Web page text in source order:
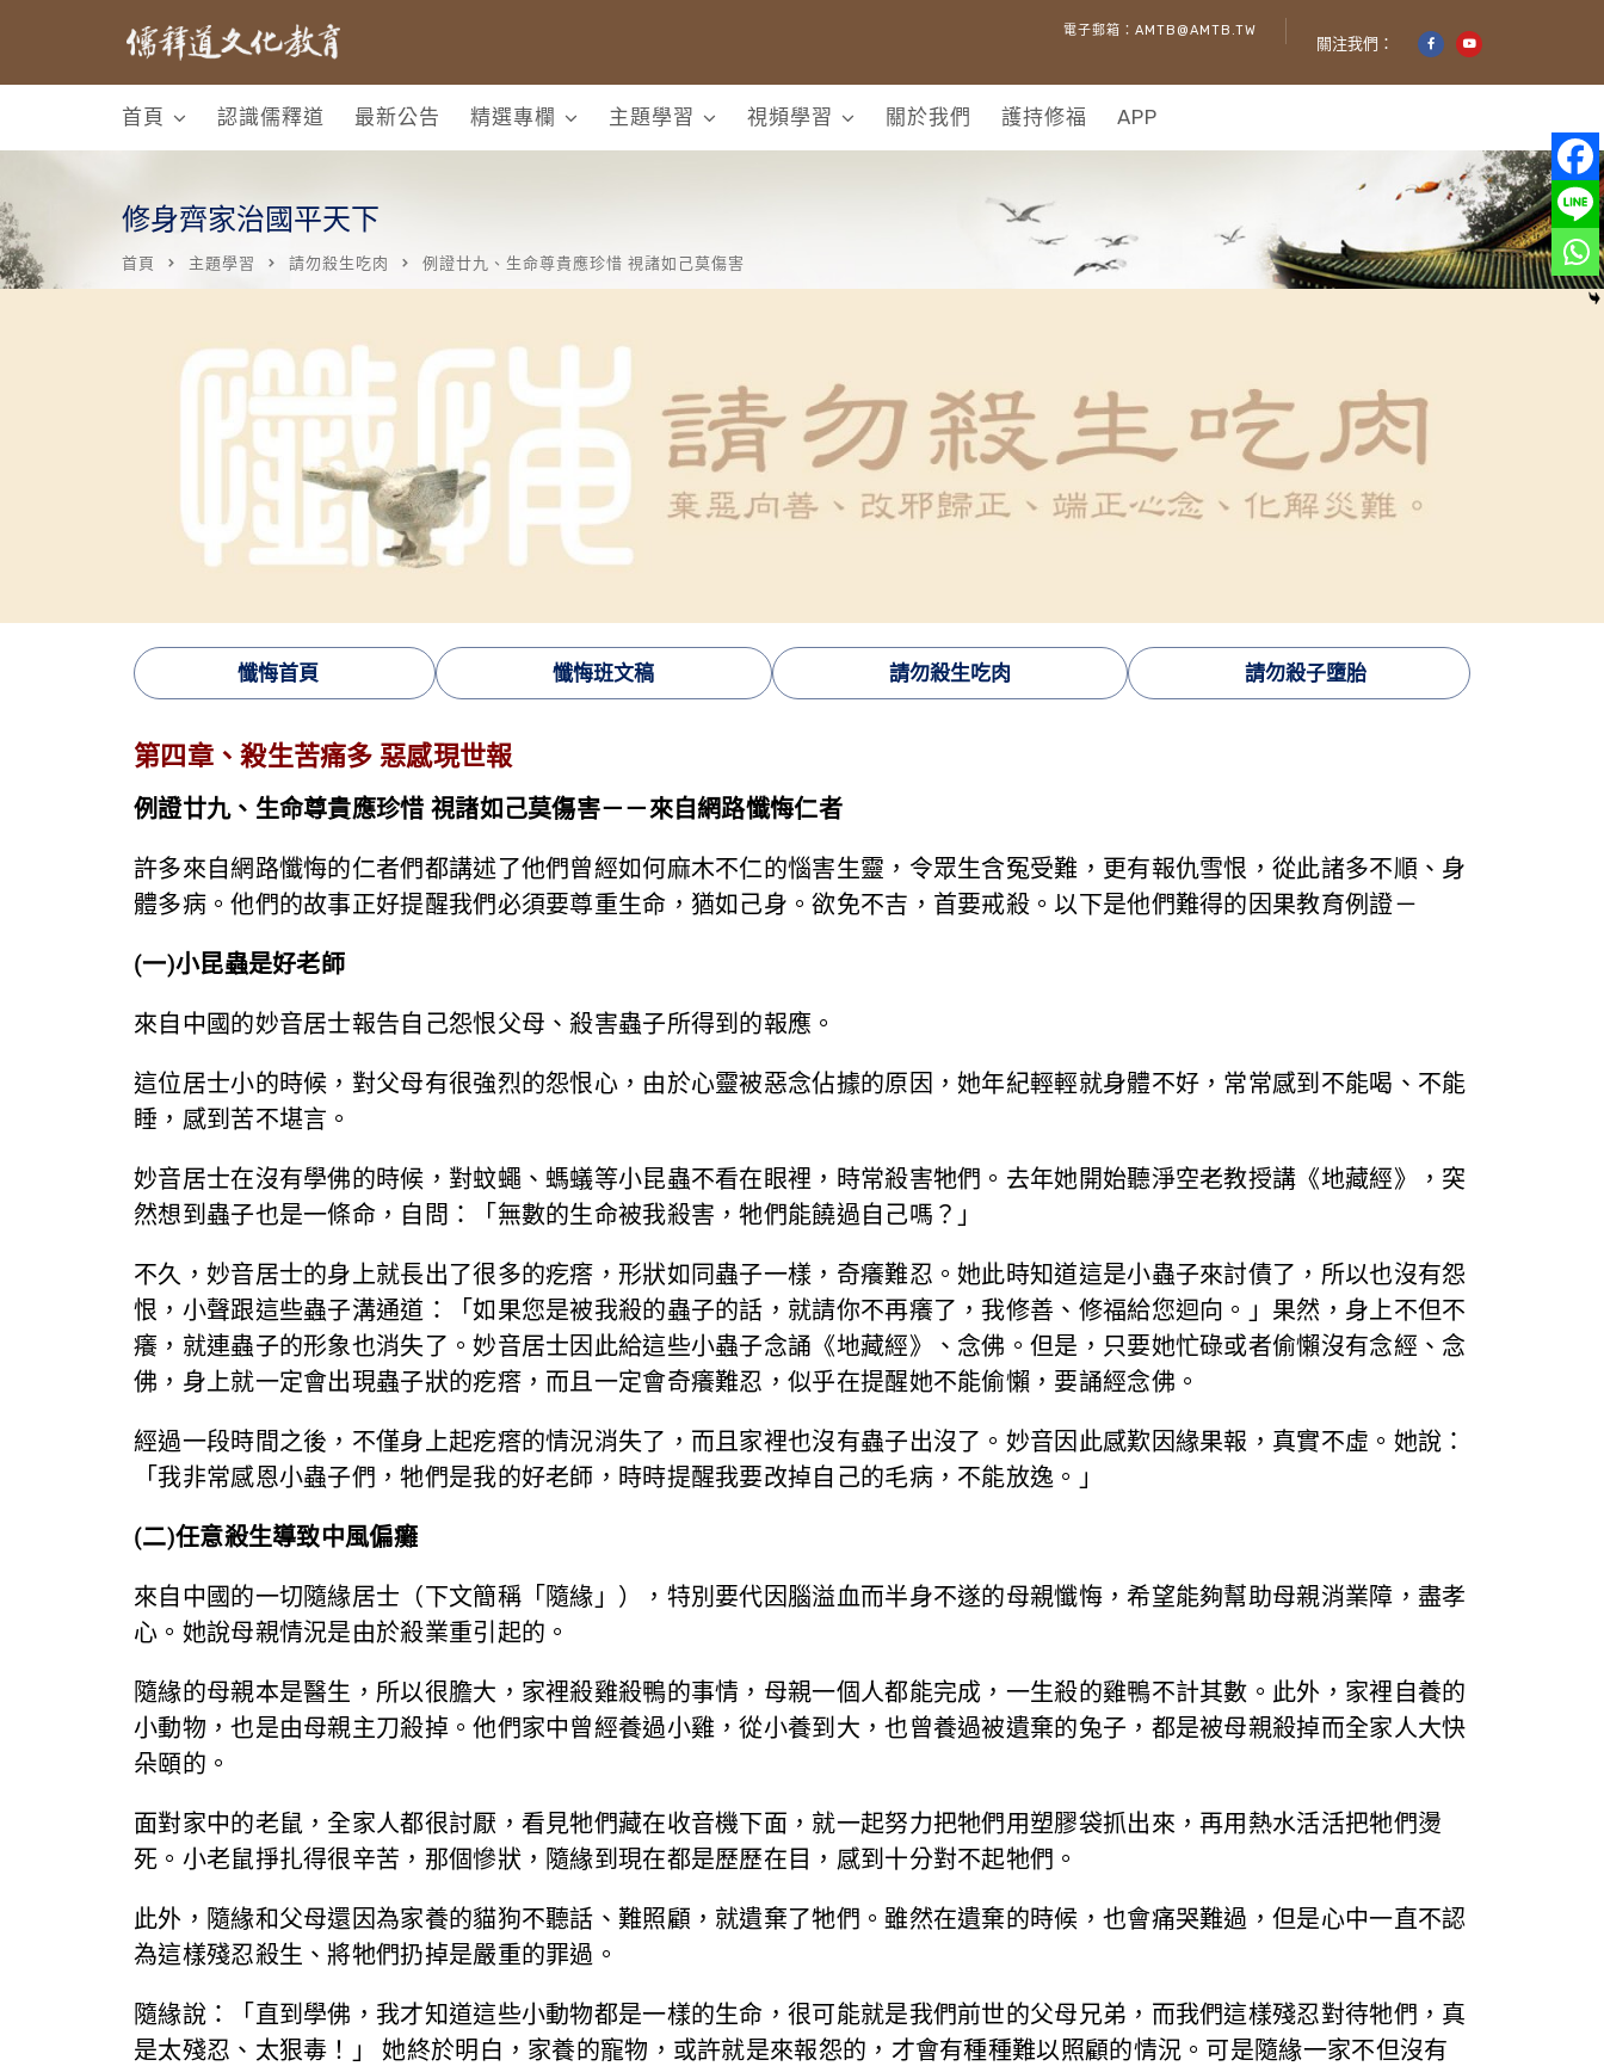
電子郵箱：AMTB@AMTB.TW
關注我們：
首頁 認識儒釋道 最新公告 精選專欄 主題學習 視頻學習 關於我們 護持修福 APP
修身齊家治國平天下
首頁 主題學習 請勿殺生吃肉 例證廿九、生命尊貴應珍惜 視諸如己莫傷害
懺悔首頁 懺悔班文稿 請勿殺生吃肉 請勿殺子墮胎
第四章、殺生苦痛多 惡感現世報
例證廿九、生命尊貴應珍惜 視諸如己莫傷害－－來自網路懺悔仁者
許多來自網路懺悔的仁者們都講述了他們曾經如何麻木不仁的惱害生靈，令眾生含冤受難，更有報仇雪恨，從此諸多不順、身
體多病。他們的故事正好提醒我們必須要尊重生命，猶如己身。欲免不吉，首要戒殺。以下是他們難得的因果教育例證－
(一)小昆蟲是好老師
來自中國的妙音居士報告自己怨恨父母、殺害蟲子所得到的報應。
這位居士小的時候，對父母有很強烈的怨恨心，由於心靈被惡念佔據的原因，她年紀輕輕就身體不好，常常感到不能喝、不能
睡，感到苦不堪言。
妙音居士在沒有學佛的時候，對蚊蠅、螞蟻等小昆蟲不看在眼裡，時常殺害牠們。去年她開始聽淨空老教授講《地藏經》，突
然想到蟲子也是一條命，自問：「無數的生命被我殺害，牠們能饒過自己嗎？」
不久，妙音居士的身上就長出了很多的疙瘩，形狀如同蟲子一樣，奇癢難忍。她此時知道這是小蟲子來討債了，所以也沒有怨
恨，小聲跟這些蟲子溝通道：「如果您是被我殺的蟲子的話，就請你不再癢了，我修善、修福給您迴向。」果然，身上不但不
癢，就連蟲子的形象也消失了。妙音居士因此給這些小蟲子念誦《地藏經》、念佛。但是，只要她忙碌或者偷懶沒有念經、念
佛，身上就一定會出現蟲子狀的疙瘩，而且一定會奇癢難忍，似乎在提醒她不能偷懶，要誦經念佛。
經過一段時間之後，不僅身上起疙瘩的情況消失了，而且家裡也沒有蟲子出沒了。妙音因此感歎因緣果報，真實不虛。她說：
「我非常感恩小蟲子們，牠們是我的好老師，時時提醒我要改掉自己的毛病，不能放逸。」
(二)任意殺生導致中風偏癱
來自中國的一切隨緣居士（下文簡稱「隨緣」），特別要代因腦溢血而半身不遂的母親懺悔，希望能夠幫助母親消業障，盡孝
心。她說母親情況是由於殺業重引起的。
隨緣的母親本是醫生，所以很膽大，家裡殺雞殺鴨的事情，母親一個人都能完成，一生殺的雞鴨不計其數。此外，家裡自養的
小動物，也是由母親主刀殺掉。他們家中曾經養過小雞，從小養到大，也曾養過被遺棄的兔子，都是被母親殺掉而全家人大快
朵頤的。
面對家中的老鼠，全家人都很討厭，看見牠們藏在收音機下面，就一起努力把牠們用塑膠袋抓出來，再用熱水活活把牠們燙
死。小老鼠掙扎得很辛苦，那個慘狀，隨緣到現在都是歷歷在目，感到十分對不起牠們。
此外，隨緣和父母還因為家養的貓狗不聽話、難照顧，就遺棄了牠們。雖然在遺棄的時候，也會痛哭難過，但是心中一直不認
為這樣殘忍殺生、將牠們扔掉是嚴重的罪過。
隨緣說：「直到學佛，我才知道這些小動物都是一樣的生命，很可能就是我們前世的父母兄弟，而我們這樣殘忍對待牠們，真
是太殘忍、太狠毒！」 她終於明白，家養的寵物，或許就是來報怨的，才會有種種難以照顧的情況。可是隨緣一家不但沒有